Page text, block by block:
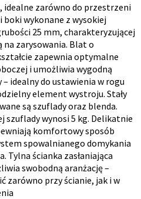
idealne zarówno do przestrzeni
wykonane z wysokiej
25 mm, charakteryzującej
na zarysowania. Blat o
zapewnia optymalne
i umożliwia wygodną
idealny do ustawienia w rogu
element wystroju. Stały
są szuflady oraz blenda.
szuflady wynosi 5 kg. Delikatnie
komfortowy sposób
spowalnianego domykania
Tylna ścianka zasłaniająca
swobodną aranżację –
zarówno przy ścianie, jak i w
Wszystkie meble